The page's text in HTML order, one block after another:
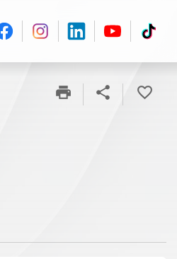
print share favorite_border